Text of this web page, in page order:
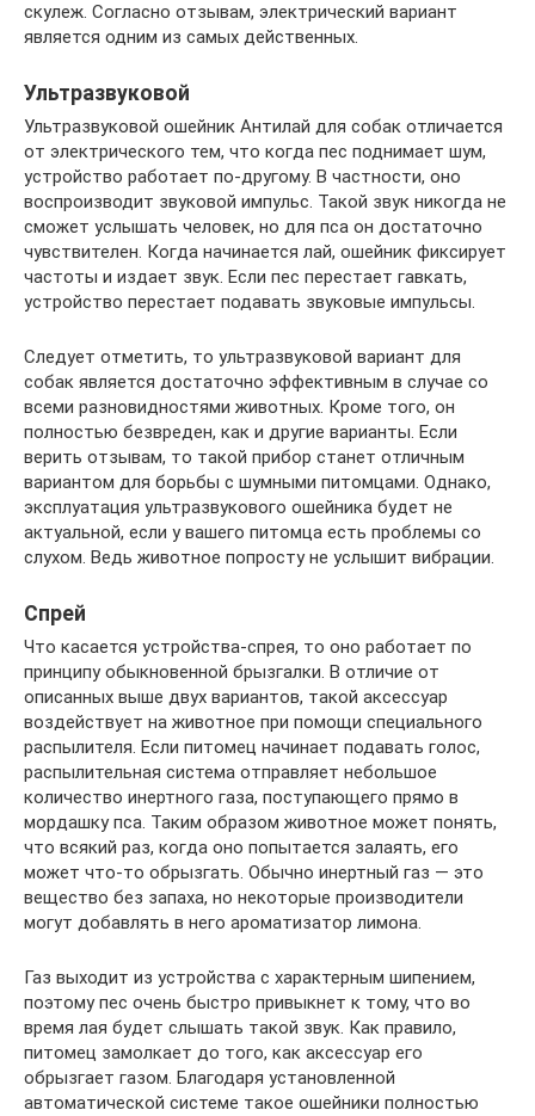
скулеж. Согласно отзывам, электрический вариант
является одним из самых действенных.
Ультразвуковой
Ультразвуковой ошейник Антилай для собак отличается
от электрического тем, что когда пес поднимает шум,
устройство работает по-другому. В частности, оно
воспроизводит звуковой импульс. Такой звук никогда не
сможет услышать человек, но для пса он достаточно
чувствителен. Когда начинается лай, ошейник фиксирует
частоты и издает звук. Если пес перестает гавкать,
устройство перестает подавать звуковые импульсы.
Следует отметить, то ультразвуковой вариант для
собак является достаточно эффективным в случае со
всеми разновидностями животных. Кроме того, он
полностью безвреден, как и другие варианты. Если
верить отзывам, то такой прибор станет отличным
вариантом для борьбы с шумными питомцами. Однако,
эксплуатация ультразвукового ошейника будет не
актуальной, если у вашего питомца есть проблемы со
слухом. Ведь животное попросту не услышит вибрации.
Спрей
Что касается устройства-спрея, то оно работает по
принципу обыкновенной брызгалки. В отличие от
описанных выше двух вариантов, такой аксессуар
воздействует на животное при помощи специального
распылителя. Если питомец начинает подавать голос,
распылительная система отправляет небольшое
количество инертного газа, поступающего прямо в
мордашку пса. Таким образом животное может понять,
что всякий раз, когда оно попытается залаять, его
может что-то обрызгать. Обычно инертный газ — это
вещество без запаха, но некоторые производители
могут добавлять в него ароматизатор лимона.
Газ выходит из устройства с характерным шипением,
поэтому пес очень быстро привыкнет к тому, что во
время лая будет слышать такой звук. Как правило,
питомец замолкает до того, как аксессуар его
обрызгает газом. Благодаря установленной
автоматической системе такое ошейники полностью